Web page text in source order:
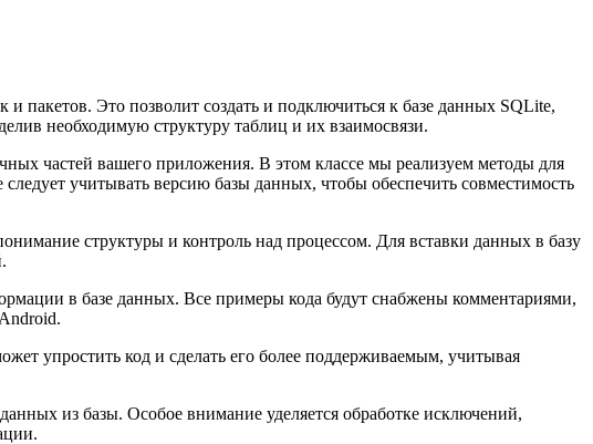
Это позволит создать и подключиться к базе данных SQLite,
необходимую структуру таблиц и их взаимосвязи.
частей вашего приложения. В этом классе мы реализуем методы для
учитывать версию базы данных, чтобы обеспечить совместимость
структуры и контроль над процессом. Для вставки данных в базу
в базе данных. Все примеры кода будут снабжены комментариями,
упростить код и сделать его более поддерживаемым, учитывая
из базы. Особое внимание уделяется обработке исключений,